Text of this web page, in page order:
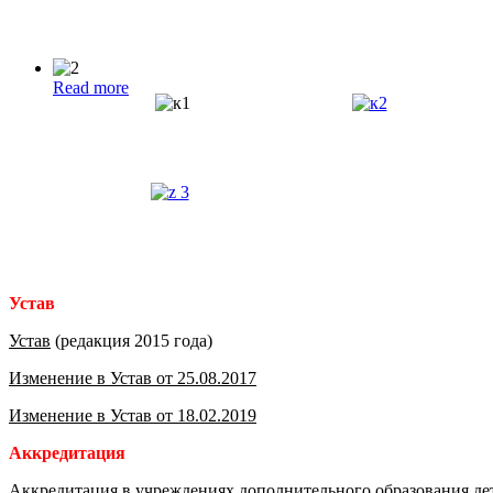
Read more
Устав
Устав (редакция 2015 года)
Изменение в Устав от 25.08.2017
Изменение в Устав от 18.02.2019
Аккредитация